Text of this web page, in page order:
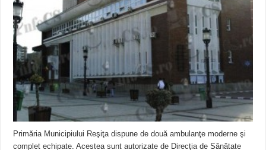
Primăria Municipiului Reşiţa dispune de două ambulanţe moderne şi
complet echipate. Acestea sunt autorizate de Direcţia de Sănătate